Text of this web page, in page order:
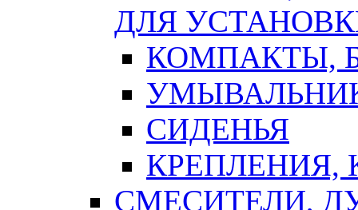
ДЛЯ
КОМПАКТЫ,
СИДЕНЬЯ
СМЕСИТЕЛИ,